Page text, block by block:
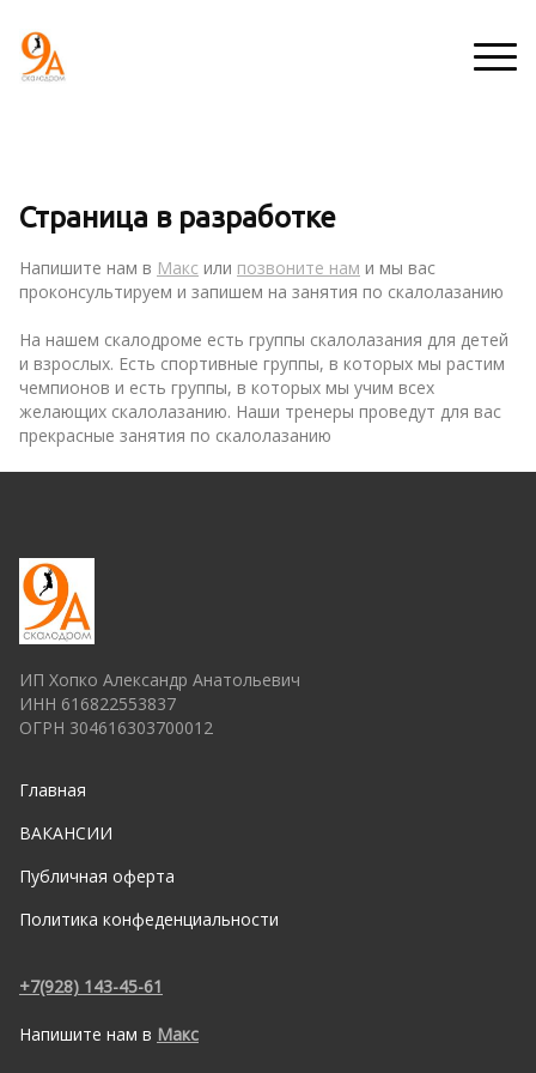
Цены
Цены взрослые
Р
а
п
и
а
н
и
е
Л
и
н
ы
к
а
б
и
н
е
Страница в разработке
Напишите нам в Макс или позвоните нам и мы вас
проконсультируем и запишем на занятия по скалолазанию
На нашем скалодроме есть группы скалолазания для детей
и взрослых. Есть спортивные группы, в которых мы растим
чемпионов и есть группы, в которых мы учим всех
желающих скалолазанию. Наши тренеры проведут для вас
прекрасные занятия по скалолазанию
ИП Хопко Александр Анатольевич
ИНН 616822553837
ОГРН 304616303700012
Главная
ВАКАНСИИ
Публичная оферта
Политика конфеденциальности
+7(928) 143-45-61
Напишите нам в Макс